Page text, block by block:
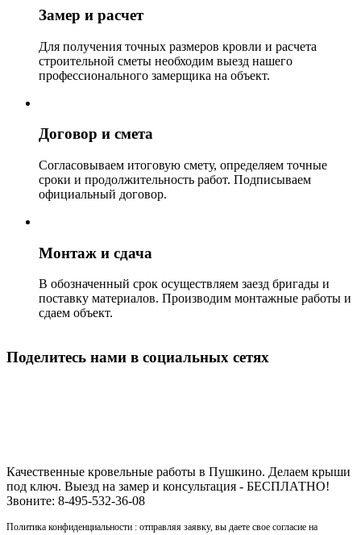
Замер и расчет
Для получения точных размеров кровли и расчета
строительной сметы необходим выезд нашего
профессионального замерщика на объект.
Договор и смета
Согласовываем итоговую смету, определяем точные
сроки и продолжительность работ. Подписываем
официальный договор.
Монтаж и сдача
В обозначенный срок осуществляем заезд бригады и
поставку материалов. Производим монтажные работы и
сдаем объект.
Поделитесь нами в социальных сетях
Качественные кровельные работы в Пушкино. Делаем крыши
под ключ. Выезд на замер и консультация - БЕСПЛАТНО!
Звоните: 8-495-532-36-08
Политика конфиденциальности : отправляя заявку, вы даете свое согласие на